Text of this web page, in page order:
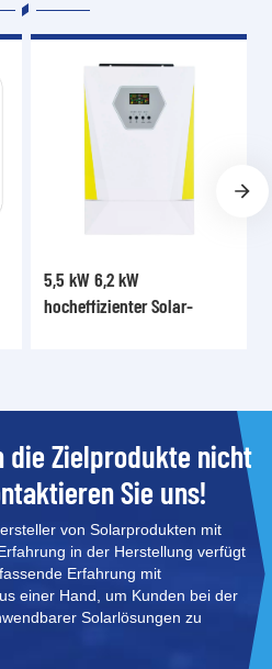
5,5 kW 6,2 kW
hocheffizienter Solar-
die Zielprodukte nicht
Sie uns!
von Solarprodukten mit
in der Herstellung verfügt
Erfahrung mit
einer Hand, um Kunden bei der
Solarlösungen zu